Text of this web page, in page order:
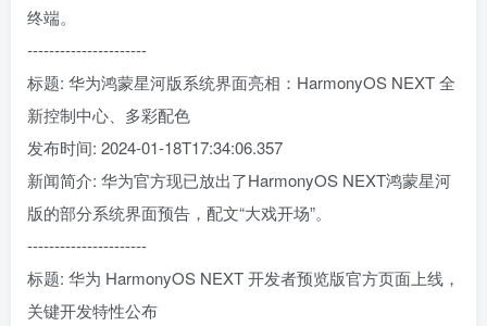
终端。
----------------------
标题: 华为鸿蒙星河版系统界面亮相：HarmonyOS NEXT 全
新控制中心、多彩配色
发布时间: 2024-01-18T17:34:06.357
新闻简介: 华为官方现已放出了HarmonyOS NEXT鸿蒙星河
版的部分系统界面预告，配文“大戏开场”。
----------------------
标题: 华为 HarmonyOS NEXT 开发者预览版官方页面上线，
关键开发特性公布